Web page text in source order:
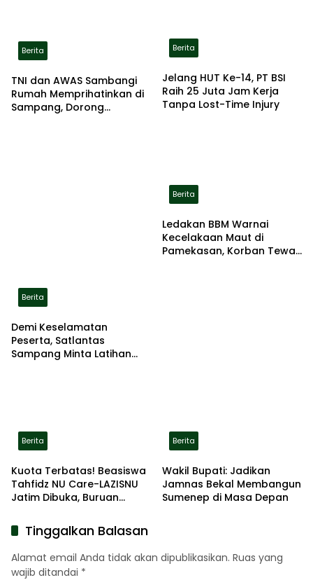
Berita
TNI dan AWAS Sambangi
Rumah Memprihatinkan di
Sampang, Dorong
Berita
Jelang HUT Ke-14, PT BSI
Raih 25 Juta Jam Kerja
Tanpa Lost-Time Injury
Berita
Demi Keselamatan
Peserta, Satlantas
Sampang Minta Latihan
Berita
Ledakan BBM Warnai
Kecelakaan Maut di
Pamekasan, Korban Tewas
Berita
Kuota Terbatas! Beasiswa
Tahfidz NU Care-LAZISNU
Jatim Dibuka, Buruan
Berita
Wakil Bupati: Jadikan
Jamnas Bekal Membangun
Sumenep di Masa Depan
Tinggalkan Balasan
Alamat email Anda tidak akan dipublikasikan. Ruas yang
wajib ditandai *